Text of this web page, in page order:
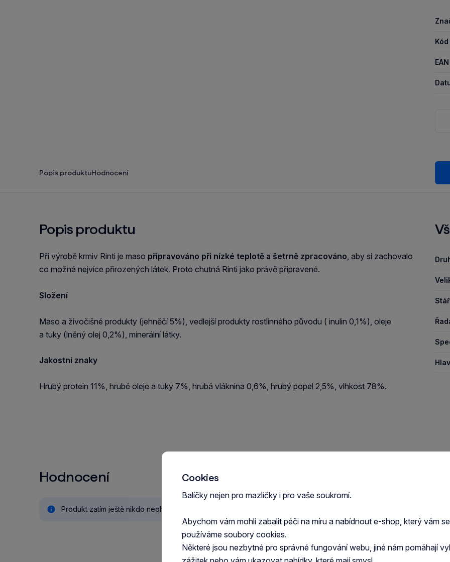
EAN
Popis produktuHodnocení
Popis produktu
Při výrobě krmiv Rinti je maso připravováno při nízké teplotě a šetrně zpracováno, aby si zachovalo
co možná nejvíce přirozených látek. Proto chutná Rinti jako právě připravené.
Složení
Maso a živočišné produkty (jehněčí 5%), vedlejší produkty rostlinného původu ( inulin 0,1%), oleje
a tuky (lněný olej 0,2%), minerální látky.
Jakostní znaky
Hrubý protein 11%, hrubé oleje a tuky 7%, hrubá vláknina 0,6%, hrubý popel 2,5%, vlhkost 78%.
Hodnocení
Produkt zatím ještě nikdo neohodnotil.
Cookies
Balíčky nejen pro mazlíčky i pro vaše soukromí.
Abychom vám mohli zabalit péči na míru a nabídnout e-shop, který vám
používáme soubory cookies.
Některé jsou nezbytné pro správné fungování webu, jiné nám pomáhají